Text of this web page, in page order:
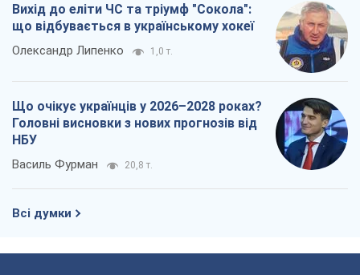
Вихід до еліти ЧС та тріумф "Сокола":
що відбувається в українському хокеї
Олександр Липенко 1,0 т.
Що очікує українців у 2026–2028 роках?
Головні висновки з нових прогнозів від
НБУ
Василь Фурман 20,8 т.
Всі думки